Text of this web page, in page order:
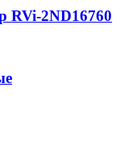
RVi-2ND16760